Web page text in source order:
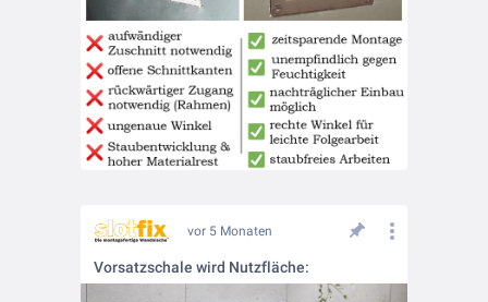
vor 5 Monaten
Vorsatzschale wird Nutzfläche: